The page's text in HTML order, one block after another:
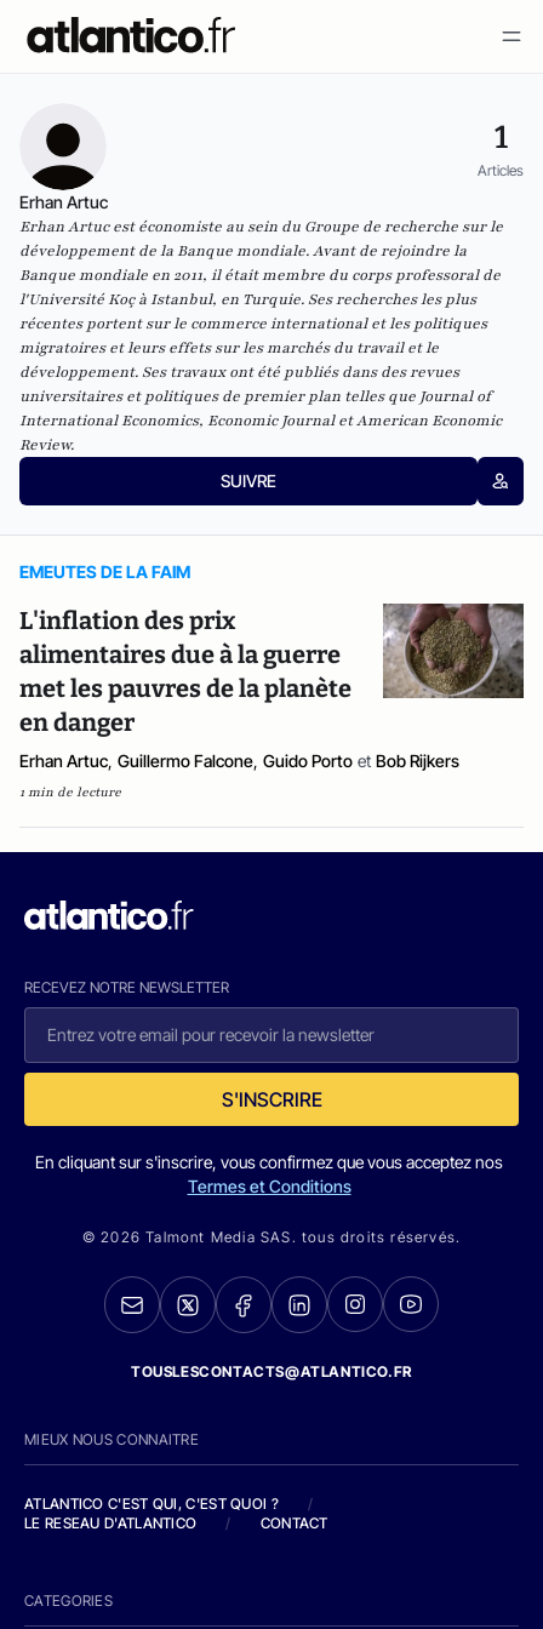
1
Articles
Erhan Artuc
Erhan Artuc est économiste au sein du Groupe de recherche sur le
développement de la Banque mondiale. Avant de rejoindre la
Banque mondiale en 2011, il était membre du corps professoral de
l'Université Koç à Istanbul, en Turquie. Ses recherches les plus
récentes portent sur le commerce international et les politiques
migratoires et leurs effets sur les marchés du travail et le
développement. Ses travaux ont été publiés dans des revues
universitaires et politiques de premier plan telles que Journal of
International Economics, Economic Journal et American Economic
Review.
SUIVRE
EMEUTES DE LA FAIM
L'inflation des prix
alimentaires due à la guerre
met les pauvres de la planète
en danger
Erhan Artuc, Guillermo Falcone, Guido Porto et Bob Rijkers
1 min de lecture
RECEVEZ NOTRE NEWSLETTER
S'INSCRIRE
En cliquant sur s'inscrire, vous confirmez que vous acceptez nos
Termes et Conditions
© 2026 Talmont Media SAS. tous droits réservés.
TOUSLESCONTACTS@ATLANTICO.FR
MIEUX NOUS CONNAITRE
ATLANTICO C'EST QUI, C'EST QUOI ?
/
LE RESEAU D'ATLANTICO
/ CONTACT
CATEGORIES